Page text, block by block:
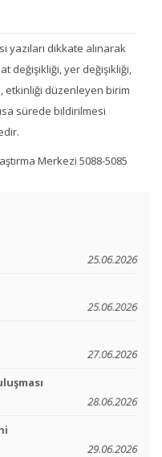
dikkate alınarak
değişikliği, yer değişikliği,
etkinliği düzenleyen birim
sürede bildirilmesi
Merkezi 5088-5085
25.06.2026
25.06.2026
27.06.2026
28.06.2026
29.06.2026